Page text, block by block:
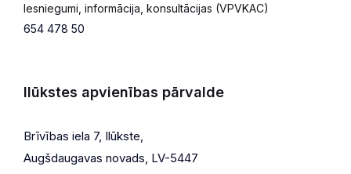
Iesniegumi, informācija, konsultācijas (VPVKAC)
654 478 50
Ilūkstes apvienības pārvalde
Brīvības iela 7, Ilūkste,
Augšdaugavas novads, LV-5447